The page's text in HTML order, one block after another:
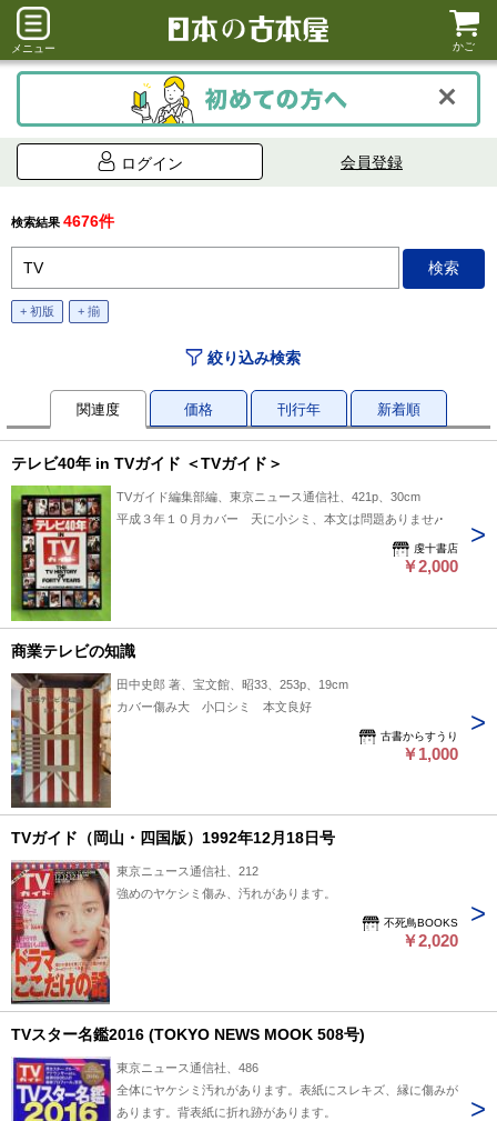
メニュー かご
ログイン 会員登録
検索結果 4676件
+ 初版 + 揃
絞り込み検索
関連度 価格 刊行年 新着順
テレビ40年 in TVガイド ＜TVガイド＞
TVガイド編集部編、東京ニュース通信社、421p、30cm
平成３年１０月カバー 天に小シミ、本文は問題ありません
虔十書店
￥2,000
商業テレビの知識
田中史郎 著、宝文館、昭33、253p、19cm
カバー傷み大 小口シミ 本文良好
古書からすうり
￥1,000
TVガイド（岡山・四国版）1992年12月18日号
東京ニュース通信社、212
強めのヤケシミ傷み、汚れがあります。
不死鳥BOOKS
￥2,020
TVスター名鑑2016 (TOKYO NEWS MOOK 508号)
東京ニュース通信社、486
全体にヤケシミ汚れがあります。表紙にスレキズ、縁に傷みが
あります。背表紙に折れ跡があります。